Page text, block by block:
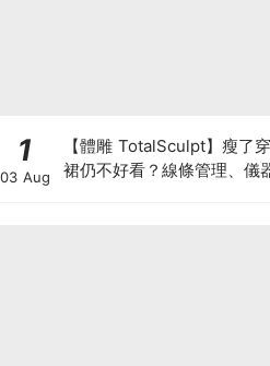
1
03 Aug
【體雕 TotalSculpt】瘦了
裙仍不好看？線條管理、儀